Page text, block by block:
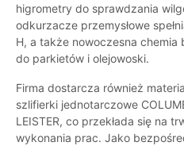
higrometry do sprawdzania
odkurzacze przemysłowe
H, a także nowoczesna chemia
do parkietów i olejowoski.
Firma dostarcza również
szlifierki jednotarczowe
LEISTER, co przekłada się na
wykonania prac. Jako